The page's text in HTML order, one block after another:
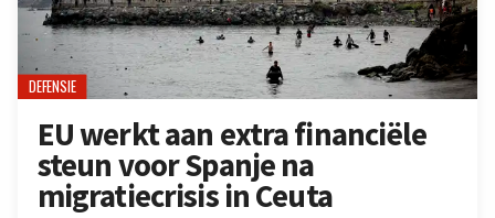
DEFENSIE
EU werkt aan extra financiële
steun voor Spanje na
migratiecrisis in Ceuta